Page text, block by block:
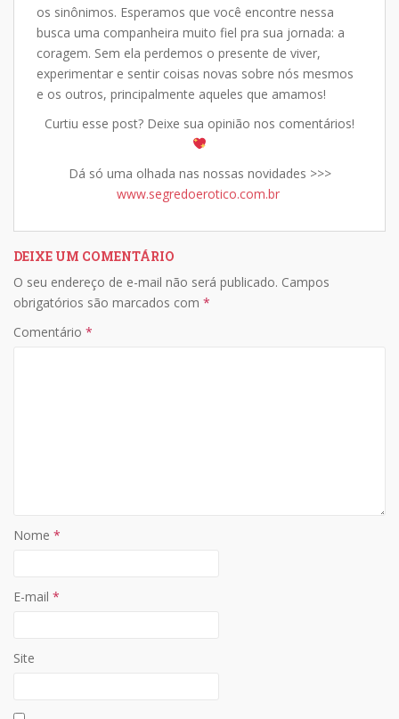
os sinônimos. Esperamos que você encontre nessa
busca uma companheira muito fiel pra sua jornada: a
coragem. Sem ela perdemos o presente de viver,
experimentar e sentir coisas novas sobre nós mesmos
e os outros, principalmente aqueles que amamos!
Curtiu esse post? Deixe sua opinião nos comentários!
Dá só uma olhada nas nossas novidades >>>
www.segredoerotico.com.br
DEIXE UM COMENTÁRIO
O seu endereço de e-mail não será publicado. Campos
obrigatórios são marcados com *
Comentário *
Nome *
E-mail *
Site